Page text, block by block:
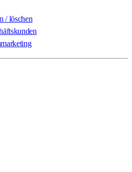
/ löschen